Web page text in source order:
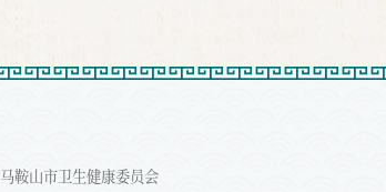
马鞍山市卫生健康委员会